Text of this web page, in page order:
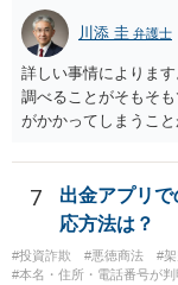
川添 圭 弁護士
詳しい事情によりま
調べることがそもそ
がかかってしまうこ
7
出金アプリ
応方法は？
#投資詐欺 #悪徳商法 #
#本名・住所・電話番号が判